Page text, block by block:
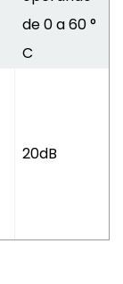
de 0 a 60 °
C
20dB